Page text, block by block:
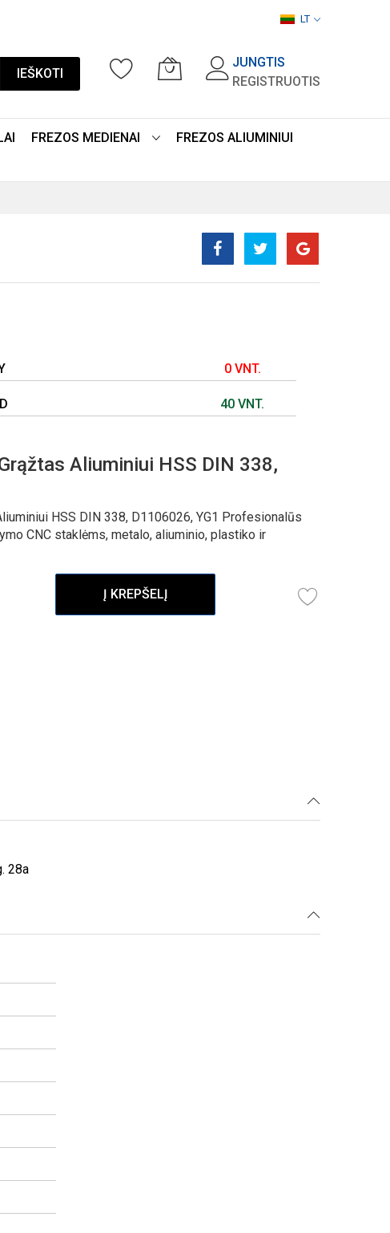
LT
IEŠKOTI
JUNGTIS
REGISTRUOTIS
FREZOS MEDIENAI
FREZOS ALIUMINIUI
0 VNT.
40 VNT.
Aliuminiui HSS DIN 338,
HSS DIN 338, D1106026, YG1 Profesionalūs
CNC staklėms, metalo, aliuminio, plastiko ir
Į KREPŠELĮ
28a